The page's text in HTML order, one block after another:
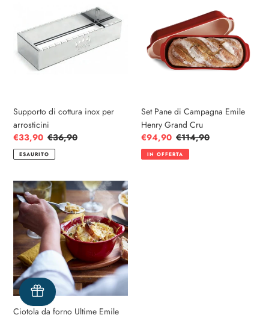
inox
per
arrosticini
Supporto di cottura inox per
arrosticini
Prezzo
scontato
€33,90 Prezzo
di
listino
€36,90
ESAURITO
Campagna
Emile
Henry
Grand
Set Pane di Campagna Emile
Henry Grand Cru
Prezzo
scontato
€94,90 Prezzo
di
listino
€114,90
IN OFFERTA
Ciotola
da
forno
Ultime
Emile
Henry
Grand
Cru
Ciotola da forno Ultime Emile